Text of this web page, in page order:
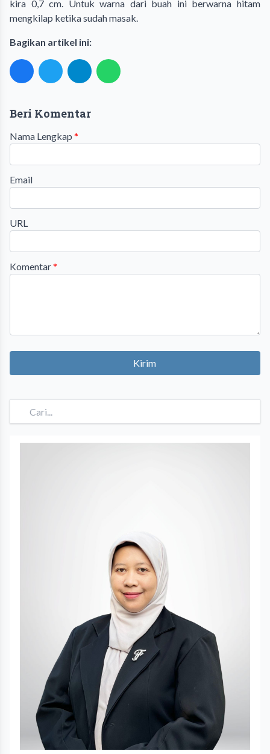
kira 0,7 cm. Untuk warna dari buah ini berwarna hitam
mengkilap ketika sudah masak.
Bagikan artikel ini:
Beri Komentar
Nama Lengkap *
Email
URL
Komentar*
Kirim